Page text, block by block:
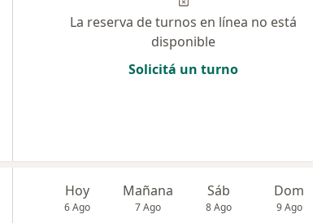
La reserva de turnos en línea no está
disponible
Solicitá un turno
Hoy
6 Ago
Mañana
7 Ago
Sáb
8 Ago
Dom
9 Ago